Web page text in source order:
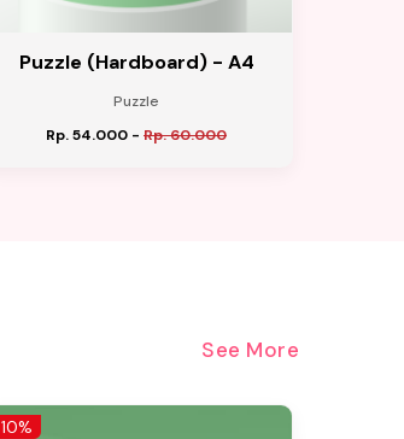
Puzzle (Hardboard) - A4
Puzzle
Rp. 54.000 - Rp. 60.000
See More
10%